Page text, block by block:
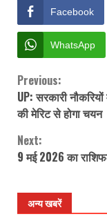
Facebook
WhatsApp
Continue
Reading
Previous:
UP: सरकारी
की मेरिट से होगा चयन
Next:
9 मई 2026 का
अन्य खबरें